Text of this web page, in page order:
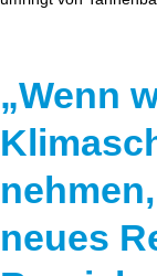
„Wenn
neues